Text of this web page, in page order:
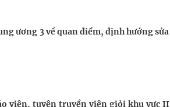
ương 3 về quan điểm, định hướng sửa
viên, tuyên truyền viên giỏi khu vực II